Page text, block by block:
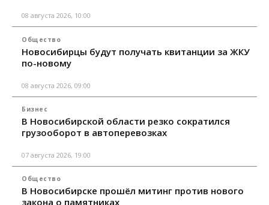
08 августа 2026, 10:00
Общество
Новосибирцы будут получать квитанции за ЖКУ
по-новому
08 августа 2026, 09:00
Бизнес
В Новосибирской области резко сократился
грузооборот в автоперевозках
07 августа 2026, 19:00
Общество
В Новосибирске прошёл митинг против нового
закона о памятниках